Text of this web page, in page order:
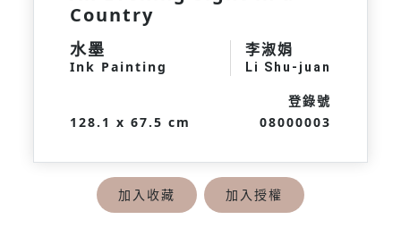
Country
水墨
Ink Painting
李淑娟
Li Shu-juan
128.1 x 67.5 cm
登錄號
08000003
加入收藏 加入授權